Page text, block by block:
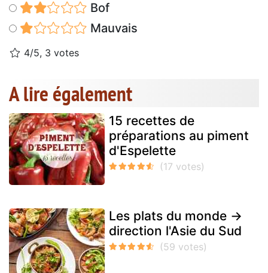
Bof
Mauvais
4/5, 3 votes
A lire également
15 recettes de
préparations au piment
d'Espelette
Les plats du monde →
direction l'Asie du Sud